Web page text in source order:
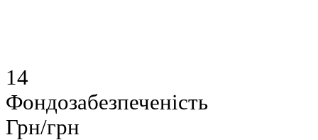
14
Фондозабезпеченість
Грн/грн